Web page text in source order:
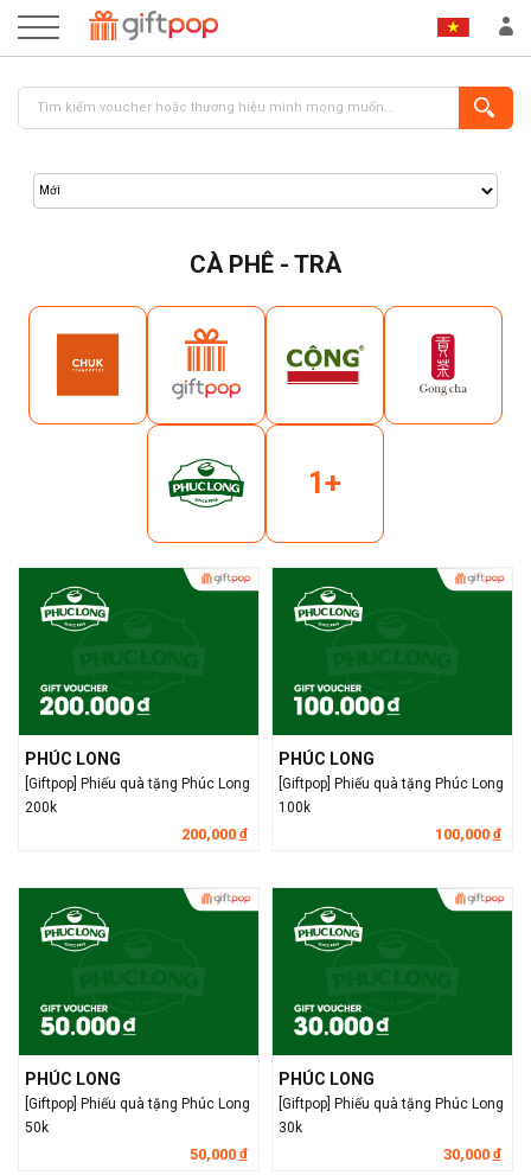
ĐĂNG NHẬP
CÀ PHÊ - TRÀ
1+
PHÚC LONG
[Giftpop] Phiếu quà tặng Phúc Long
200k
200,000 đ
PHÚC LONG
[Giftpop] Phiếu quà tặng Phúc Long
100k
100,000 đ
PHÚC LONG
[Giftpop] Phiếu quà tặng Phúc Long
50k
50,000 đ
PHÚC LONG
[Giftpop] Phiếu quà tặng Phúc Long
30k
30,000 đ